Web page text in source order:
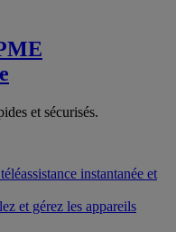
et sécurisés.
instantanée et
et gérez les appareils